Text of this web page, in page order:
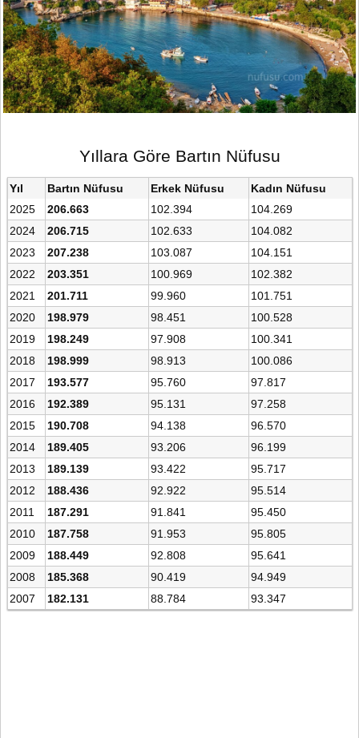
Yıllara Göre Bartın Nüfusu
Yıl Bartın Nüfusu Erkek Nüfusu
Kadın Nüfusu
2025
206.663 102.394
104.269
2024
206.715 102.633
104.082
2023
207.238 103.087
104.151
2022
203.351 100.969
102.382
2021
201.711 99.960
101.751
2020
198.979 98.451
100.528
2019
198.249 97.908
100.341
2018
198.999 98.913
100.086
2017
193.577 95.760
97.817
2016
192.389 95.131
97.258
2015
190.708 94.138
96.570
2014
189.405 93.206
96.199
2013
189.139 93.422
95.717
2012
188.436 92.922
95.514
2011
187.291 91.841
95.450
2010
187.758 91.953
95.805
2009
188.449 92.808
95.641
2008
185.368 90.419
94.949
2007
182.131 88.784 93.347